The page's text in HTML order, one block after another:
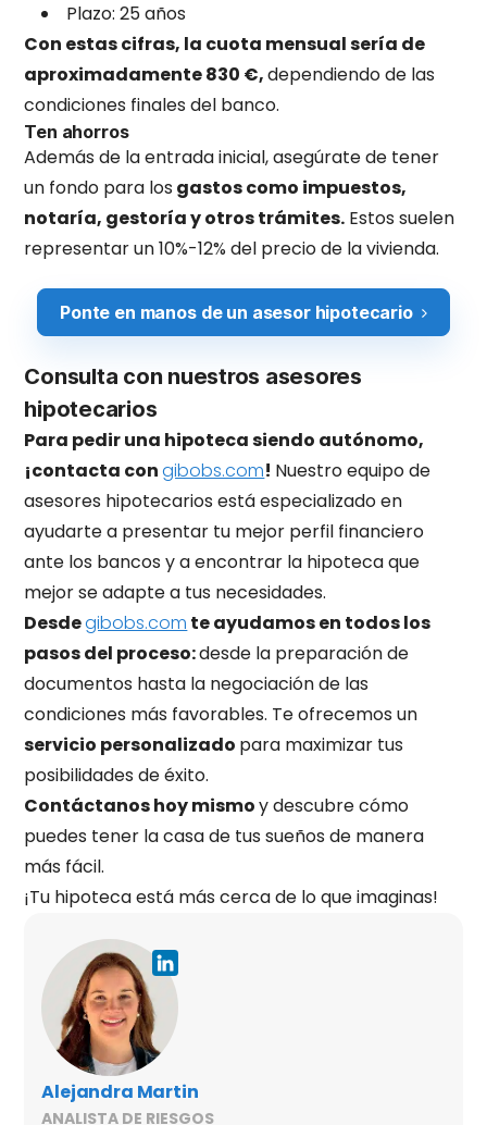
Plazo: 25 años
Con estas cifras, la cuota mensual sería de
aproximadamente 830 €,dependiendo de las
condiciones finales del banco.
Ten ahorros
Además de la entrada inicial, asegúrate de tener
un fondo para los gastos como impuestos,
notaría, gestoría y otros trámites. Estos suelen
representar un 10%-12% del precio de la vivienda.
Ponte en manos de un asesor hipotecario
Consulta con nuestros asesores
hipotecarios
Para pedir una hipoteca siendo autónomo,
¡contacta congibobs.com! Nuestro equipo de
asesores hipotecarios está especializado en
ayudarte a presentar tu mejor perfil financiero
ante los bancos y a encontrar la hipoteca que
mejor se adapte a tus necesidades.
Desdegibobs.com te ayudamos en todos los
pasos del proceso:desde la preparación de
documentos hasta la negociación de las
condiciones más favorables. Te ofrecemos un
servicio personalizado para maximizar tus
posibilidades de éxito.
Contáctanos hoy mismoy descubre cómo
puedes tener la casa de tus sueños de manera
más fácil.
¡Tu hipoteca está más cerca de lo que imaginas!
Alejandra Martin
ANALISTA DE RIESGOS